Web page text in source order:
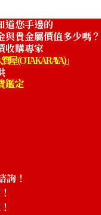
道您手邊的
與貴金屬價值多少嗎？
收購專家
寶屋 (OTAKARAYA)」
鑑定
詢！